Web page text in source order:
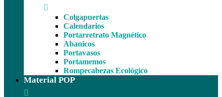
Colgapuertas
Calendarios
Portarretrato Magnético
Abanicos
Portavasos
Portamemos
Rompecabezas Ecológico
Material POP